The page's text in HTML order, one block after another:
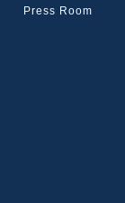
Press Room